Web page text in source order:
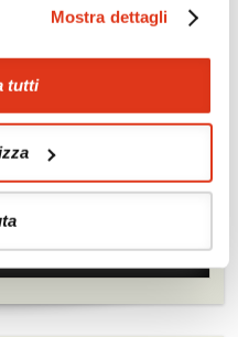
Mostra dettagli
tutti
tue esperienze e scambia
preferite.